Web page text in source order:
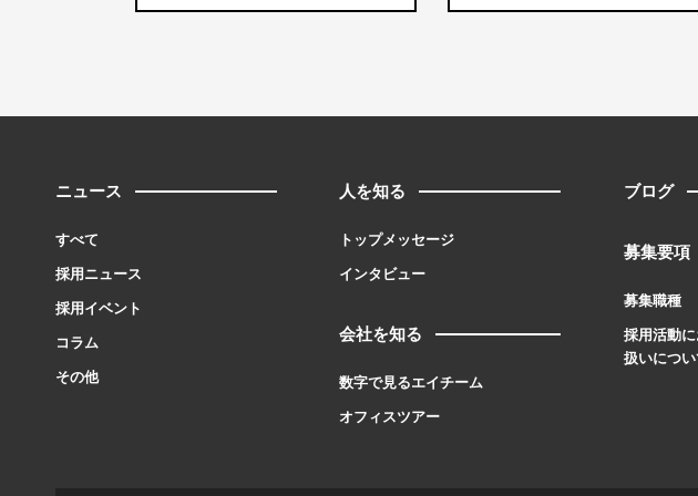
ニュース
すべて
採用ニュース
採用イベント
コラム
その他
人を知る
トップメッセージ
インタビュー
会社を知る
数字で見るエイチーム
オフィスツアー
ブログ
募集要項
募集職種
採用活動
扱いについ